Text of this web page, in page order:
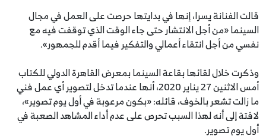
قالت الفنانة يسرا، إنها في بدايتها حرصت على العمل في مجال
السينما «من أجل الانتشار حتى جاء الوقت الذي توقفت فيه مع
نفسي من أجل انتقاء أعمالي والتفكير فيما أقدم للجمهور».
وذكرت خلال لقائها بقاعة السينما بمعرض القاهرة الدولي للكتاب
أمس الاثنين 27 يناير 2020، أنها عندما تدخل لتصوير أي عمل فني
ما زالت تشعر بالخوف، قائله: «بكون مرعوبة في أول يوم تصوير»،
لافتة إلى أنه لهذا السبب تحرص على عدم أداء المشاهد الصعبة في
أول يوم تصوير.